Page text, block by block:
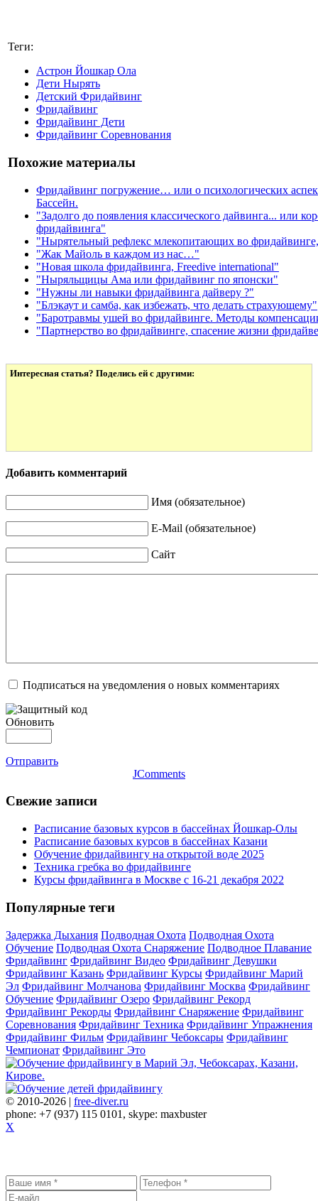
Теги:
Астрон Йошкар Ола
Дети Нырять
Детский Фридайвинг
Фридайвинг
Фридайвинг Дети
Фридайвинг Соревнования
Похожие материалы
Фридайвинг погружение… или о психологических
Бассейн.
"Задолго до появления классического дайвинга... или
фридайвинга"
"Нырятельный рефлекс млекопитающих во
"Жак Майоль в каждом из нас…"
"Новая школа фридайвинга, Freedive international"
"Ныряльщицы Ама или фридайвинг по японски"
"Нужны ли навыки фридайвинга дайверу ?"
"Блэкаут и самба, как избежать, что делать страхующему"
"Баротравмы ушей во фридайвинге. Методы
"Партнерство во фридайвинге, спасение жизни
Интересная статья? Поделись ей с другими:
Добавить комментарий
Имя (обязательное)
E-Mail (обязательное)
Сайт
Подписаться на уведомления о новых комментариях
Обновить
Отправить
JComments
Свежие записи
Расписание базовых курсов в бассейнах Йошкар-Олы
Расписание базовых курсов в бассейнах Казани
Обучение фридайвингу на открытой воде 2025
Техника гребка во фридайвинге
Курсы фридайвинга в Москве с 16-21 декабря 2022
Популярные теги
Задержка Дыхания Подводная Охота Подводная Охота
Обучение Подводная Охота Снаряжение Подводное Плавание
Фридайвинг Фридайвинг Видео Фридайвинг Девушки
Фридайвинг Казань Фридайвинг Курсы Фридайвинг Марий
Эл Фридайвинг Молчанова Фридайвинг Москва Фридайвинг
Обучение Фридайвинг Озеро Фридайвинг Рекорд
Фридайвинг Рекорды Фридайвинг Снаряжение Фридайвинг
Соревнования Фридайвинг Техника Фридайвинг Упражнения
Фридайвинг Фильм Фридайвинг Чебоксары Фридайвинг
Чемпионат Фридайвинг Это
© 2010-2026 | free-diver.ru
phone: +7 (937) 115 0101, skype: maxbuster
X